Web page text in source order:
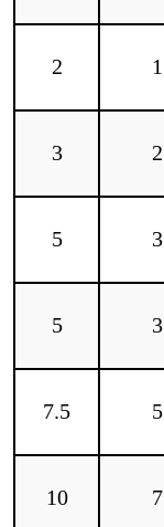
2
3
5
5
7.5
10